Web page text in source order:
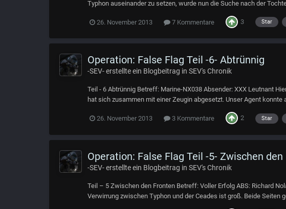
Typhon auseinander zu setzen, wurde nun die Suche nach der
26. November 2013 7 Kommentare 3 Star
Operation: False Flag Teil -6- Abtrünnig
-SEV-erstellte ein Blogbeitrag in SEV's Chronik
Teil - 6 Abtrünnig Betreff: Marine-NX038 Absender: XXX Leutnant
hat sich zusammen mit einer Zeugin abgesetzt. Unser Agent
26. November 2013 3 Kommentare 2 Star
Operation: False Flag Teil -5- Zwischen den
-SEV-erstellte ein Blogbeitrag in SEV's Chronik
Teil – 5 Zwischen den Fronten Betreff: Voller Erfolg ABS: Richard
Verwirrung zwischen Typhon und der Ceades ist groß. Beide Seiten